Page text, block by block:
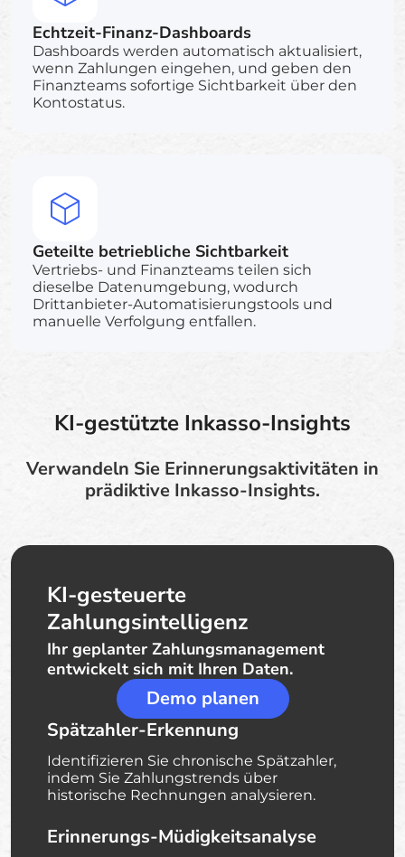
Echtzeit-Finanz-Dashboards
Dashboards werden automatisch aktualisiert,
wenn Zahlungen eingehen, und geben den
Finanzteams sofortige Sichtbarkeit über den
Kontostatus.
Geteilte betriebliche Sichtbarkeit
Vertriebs- und Finanzteams teilen sich
dieselbe Datenumgebung, wodurch
Drittanbieter-Automatisierungstools und
manuelle Verfolgung entfallen.
KI-gestützte Inkasso-Insights
Verwandeln Sie Erinnerungsaktivitäten in
prädiktive Inkasso-Insights.
KI-gesteuerte
Zahlungsintelligenz
Ihr geplanter Zahlungsmanagement
entwickelt sich mit Ihren Daten.
Demo planen
Spätzahler-Erkennung
Identifizieren Sie chronische Spätzahler,
indem Sie Zahlungstrends über
historische Rechnungen analysieren.
Erinnerungs-Müdigkeitsanalyse